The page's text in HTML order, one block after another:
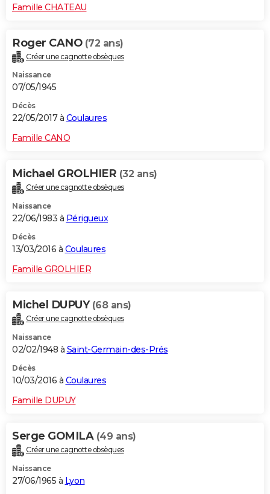
Famille CHATEAU
Roger CANO (72 ans)
Créer une cagnotte obsèques
Naissance
07/05/1945
Décès
22/05/2017 à Coulaures
Famille CANO
Michael GROLHIER (32 ans)
Créer une cagnotte obsèques
Naissance
22/06/1983 à Périgueux
Décès
13/03/2016 à Coulaures
Famille GROLHIER
Michel DUPUY (68 ans)
Créer une cagnotte obsèques
Naissance
02/02/1948 à Saint-Germain-des-Prés
Décès
10/03/2016 à Coulaures
Famille DUPUY
Serge GOMILA (49 ans)
Créer une cagnotte obsèques
Naissance
27/06/1965 à Lyon